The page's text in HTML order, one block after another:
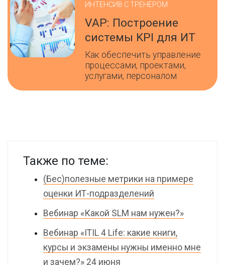
ИНТЕНСИВ С ТРЕНЕРОМ
VAP: Построение
системы KPI для ИТ
Как обеспечить управление
процессами, проектами,
услугами, персоналом
Также по теме:
(Бес)полезные метрики на примере
оценки ИТ-подразделений
Вебинар «Какой SLM нам нужен?»
Вебинар «ITIL 4 Life: какие книги,
курсы и экзамены нужны именно мне
и зачем?» 24 июня